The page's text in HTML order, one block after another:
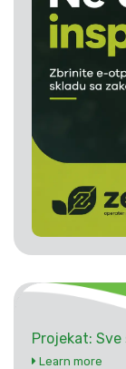
Projekat:
Learn more